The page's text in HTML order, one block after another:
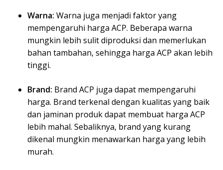
Warna: Warna juga menjadi faktor yang
mempengaruhi harga ACP. Beberapa warna
mungkin lebih sulit diproduksi dan memerlukan
bahan tambahan, sehingga harga ACP akan lebih
tinggi.
Brand: Brand ACP juga dapat mempengaruhi
harga. Brand terkenal dengan kualitas yang baik
dan jaminan produk dapat membuat harga ACP
lebih mahal. Sebaliknya, brand yang kurang
dikenal mungkin menawarkan harga yang lebih
murah.